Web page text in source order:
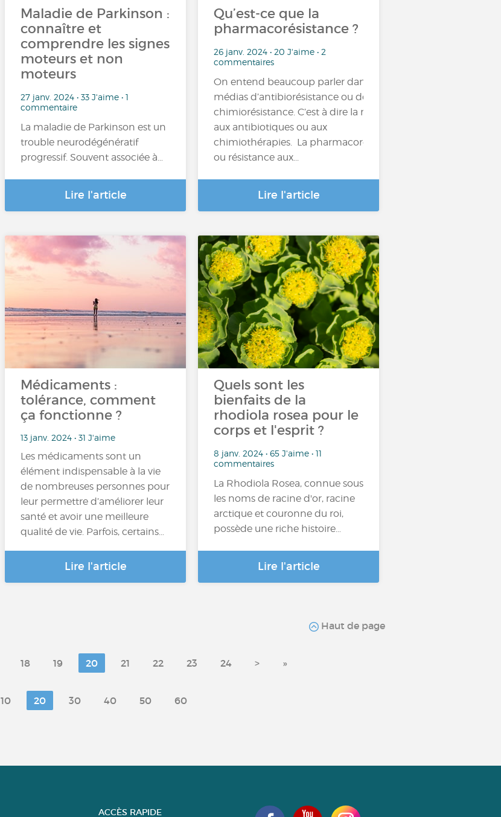
Maladie de Parkinson :
connaître et
comprendre les signes
moteurs et non
moteurs
27 janv. 2024 • 33 J'aime • 1
commentaire
La maladie de Parkinson est un
trouble neurodégénératif
progressif. Souvent associée à…
Lire l'article
Qu’est-ce que la
pharmacorésistance ?
26 janv. 2024 • 20 J'aime • 2
commentaires
On entend beaucoup parler dans les
médias d’antibiorésistance ou de
chimiorésistance. C’est à dire la résistance
aux antibiotiques ou aux
chimiothérapies. La pharmacorésistance,
ou résistance aux...
Lire l'article
Médicaments :
tolérance, comment
ça fonctionne ?
13 janv. 2024 • 31 J'aime
Les médicaments sont un
élément indispensable à la vie
de nombreuses personnes pour
leur permettre d’améliorer leur
santé et avoir une meilleure
qualité de vie. Parfois, certains…
Lire l'article
Quels sont les
bienfaits de la
rhodiola rosea pour le
corps et l'esprit ?
8 janv. 2024 • 65 J'aime • 11
commentaires
La Rhodiola Rosea, connue sous
les noms de racine d'or, racine
arctique et couronne du roi,
possède une riche histoire…
Lire l'article
Haut de page
18 19 20 21 22 23 24 > »
10 20 30 40 50 60
ACCÈS RAPIDE